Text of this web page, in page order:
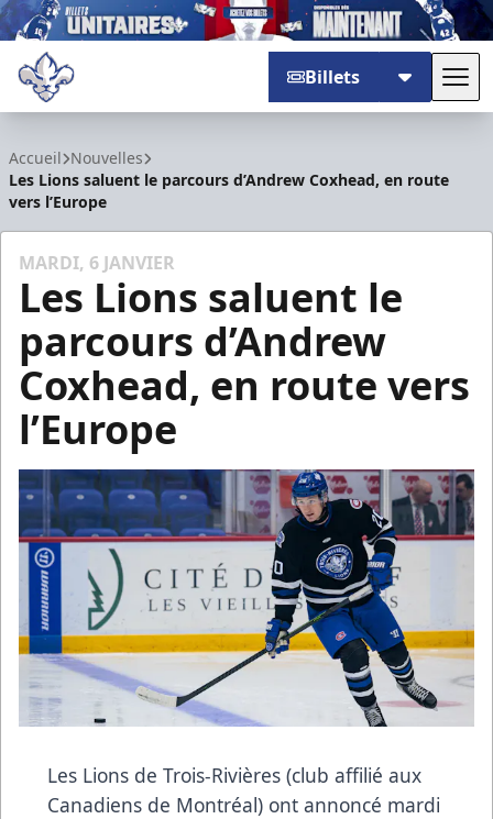
Billets
Accueil Nouvelles
Les Lions saluent le parcours d’Andrew Coxhead, en route
vers l’Europe
MARDI, 6 JANVIER
Les Lions saluent le
parcours d’Andrew
Coxhead, en route vers
l’Europe
Les Lions de Trois-Rivières (club affilié aux
Canadiens de Montréal) ont annoncé mardi